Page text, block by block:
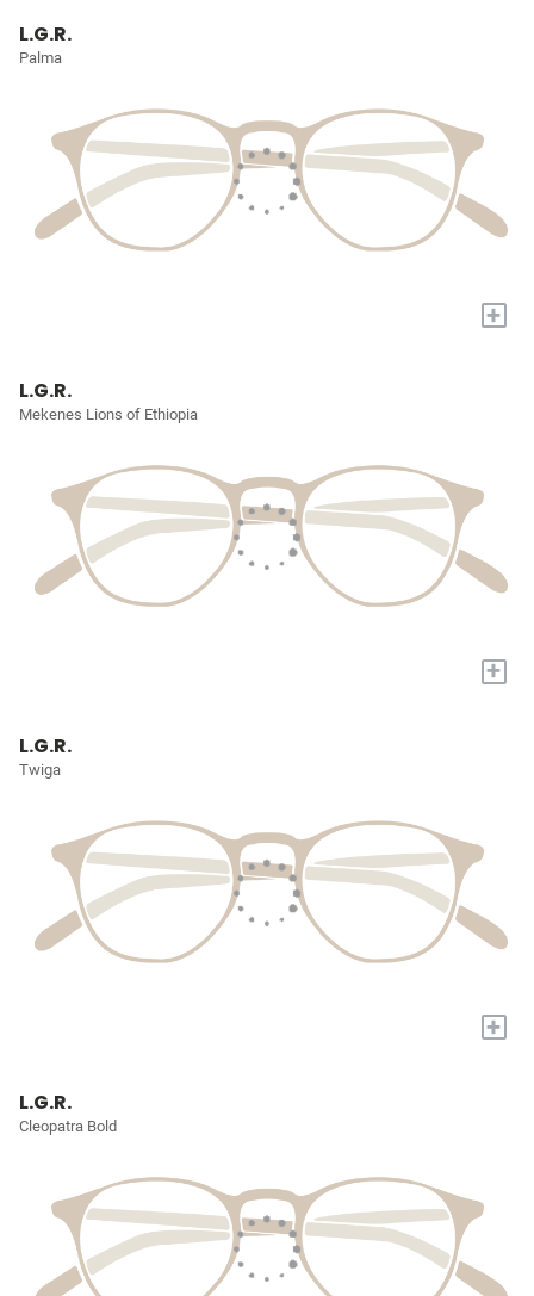
L.G.R.
Palma
+
L.G.R.
Mekenes Lions of Ethiopia
+
L.G.R.
Twiga
+
L.G.R.
Cleopatra Bold